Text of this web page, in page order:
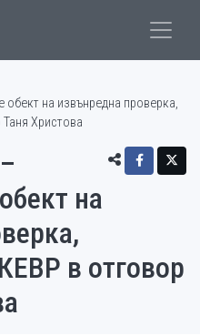
обект на извънредна проверка,
Христова
на
в отговор